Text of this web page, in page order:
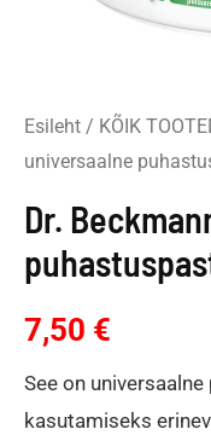
Esileht / KÕIK
universaalne
Dr.
7,50 €
See on
kasutamiseks